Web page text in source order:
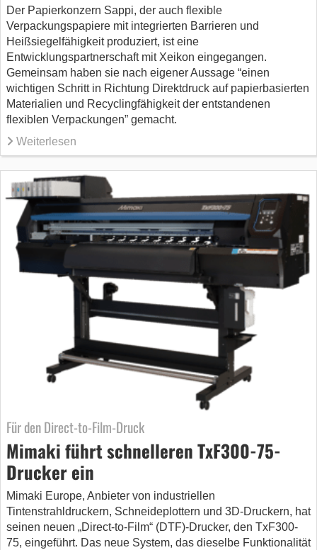
Der Papierkonzern Sappi, der auch flexible
Verpackungspapiere mit integrierten Barrieren und
Heißsiegelfähigkeit produziert, ist eine
Entwicklungspartnerschaft mit Xeikon eingegangen.
Gemeinsam haben sie nach eigener Aussage “einen
wichtigen Schritt in Richtung Direktdruck auf papierbasierten
Materialien und Recyclingfähigkeit der entstandenen
flexiblen Verpackungen” gemacht.
Weiterlesen
Für den Direct-to-Film-Druck
Mimaki führt schnelleren TxF300-75-
Drucker ein
Mimaki Europe, Anbieter von industriellen
Tintenstrahldruckern, Schneideplottern und 3D-Druckern, hat
seinen neuen „Direct-to-Film“ (DTF)-Drucker, den TxF300-
75, eingeführt. Das neue System, das dieselbe Funktionalität